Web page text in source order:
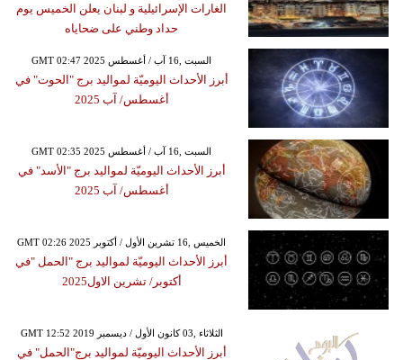
الغارات الإسرائيلية و لبنان يعلن الخميس يوم
حداد وطني على ضحاياه
GMT 02:47 2025 السبت ,16 آب / أغسطس
أبرز الأحداث اليوميّة لمواليد برج "الحوت" في
أغسطس/ آب 2025
GMT 02:35 2025 السبت ,16 آب / أغسطس
أبرز الأحداث اليوميّة لمواليد برج "الأسد" في
أغسطس/ آب 2025
GMT 02:26 2025 الخميس ,16 تشرين الأول / أكتوبر
أبرز الأحداث اليوميّة لمواليد برج "الحمل "في
أكتوبر/ تشرين الاول2025
GMT 12:52 2019 الثلاثاء ,03 كانون الأول / ديسمبر
أبرز الأحداث اليوميّة لمواليد برج"الحمل" في